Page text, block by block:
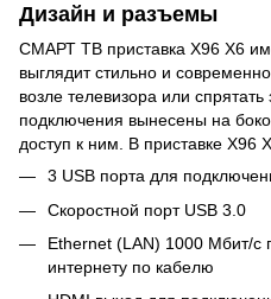
Дизайн и разъемы
СМАРТ ТВ приставка X96 X6
выглядит стильно и
возле телевизора или
подключения вынесены на
доступ к ним. В приставке X96
3 USB порта для
Скоростной порт USB 3.0
Ethernet (LAN) 1000 Мбит/с
интернету по кабелю